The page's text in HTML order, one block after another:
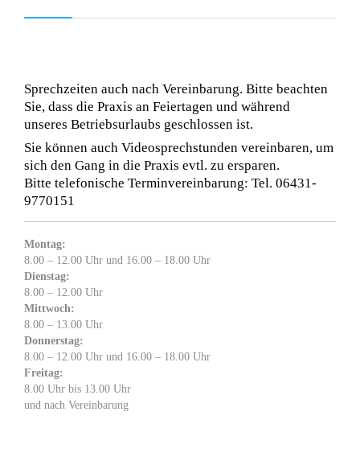
Sprechzeiten auch nach Vereinbarung. Bitte beachten
Sie, dass die Praxis an Feiertagen und während
unseres Betriebsurlaubs geschlossen ist.
Sie können auch Videosprechstunden vereinbaren, um
sich den Gang in die Praxis evtl. zu ersparen.
Bitte telefonische Terminvereinbarung: Tel. 06431-
9770151
Montag:
8.00 – 12.00 Uhr und 16.00 – 18.00 Uhr
Dienstag:
8.00 – 12.00 Uhr
Mittwoch:
8.00 – 13.00 Uhr
Donnerstag:
8.00 – 12.00 Uhr und 16.00 – 18.00 Uhr
Freitag:
8.00 Uhr bis 13.00 Uhr
und nach Vereinbarung